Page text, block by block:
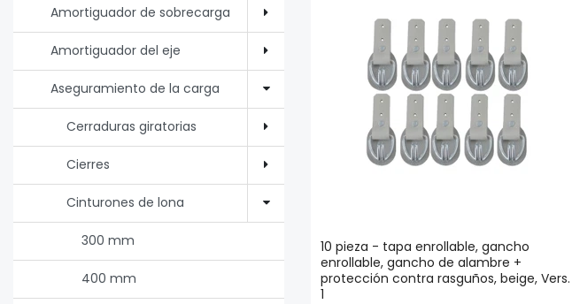
Amortiguador de sobrecarga
Amortiguador del eje
Aseguramiento de la carga
Cerraduras giratorias
Cierres
Cinturones de lona
300 mm
400 mm
10 pieza - tapa enrollable, gancho
enrollable, gancho de alambre +
protección contra rasguños, beige, Vers.
1